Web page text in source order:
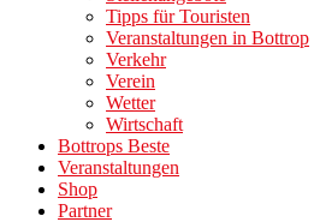
Tipps für Touristen
Veranstaltungen in Bottrop
Verkehr
Verein
Wetter
Wirtschaft
Bottrops Beste
Veranstaltungen
Shop
Partner